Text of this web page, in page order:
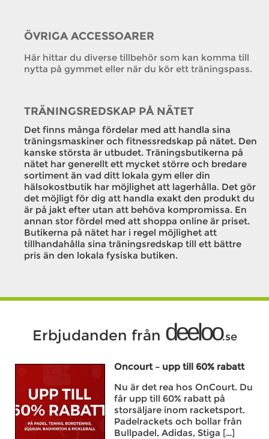
ÖVRIGA ACCESSOARER
Här hittar du diverse tillbehör som kan komma till
nytta på gymmet eller när du kör ett träningspass.
TRÄNINGSREDSKAP PÅ NÄTET
Det finns många fördelar med att handla sina
träningsmaskiner och fitnessredskap på nätet. Den
kanske största är utbudet. Träningsbutikerna på
nätet har generellt ett mycket större och bredare
sortiment än vad ditt lokala gym eller din
hälsokostbutik har möjlighet att lagerhålla. Det gör
det möjligt för dig att handla exakt den produkt du
är på jakt efter utan att behöva kompromissa. En
annan stor fördel med att shoppa online är priset.
Butikerna på nätet har i regel möjlighet att
tillhandahålla sina träningsredskap till ett bättre
pris än den lokala fysiska butiken.
Erbjudanden från deeloo.se
Oncourt – upp till 60% rabatt
Nu är det rea hos OnCourt. Du
får upp till 60% rabatt på
storsäljare inom racketsport.
Padelrackets och bollar från
Bullpadel, Adidas, Stiga […]